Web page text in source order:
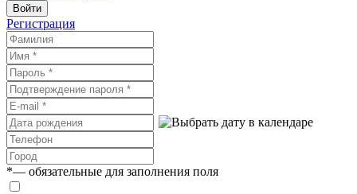
Войти
Регистрация
*— обязательные для заполнения поля